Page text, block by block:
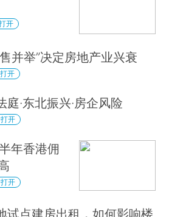
开
并举”决定房地产业兴衰
开
·东北振兴·房企风险
开
年香港佣
开
试点建房出租，如何影响楼